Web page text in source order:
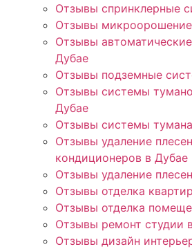
Отзывы спринклерные
Отзывы
Отзывы
Дубае
Отзывы подземные
Отзывы системы
Дубае
Отзывы системы
Отзывы удаление
кондиционеров в Дубае
Отзывы удаление
Отзывы отделка
Отзывы отделка
Отзывы ремонт студии
Отзывы дизайн